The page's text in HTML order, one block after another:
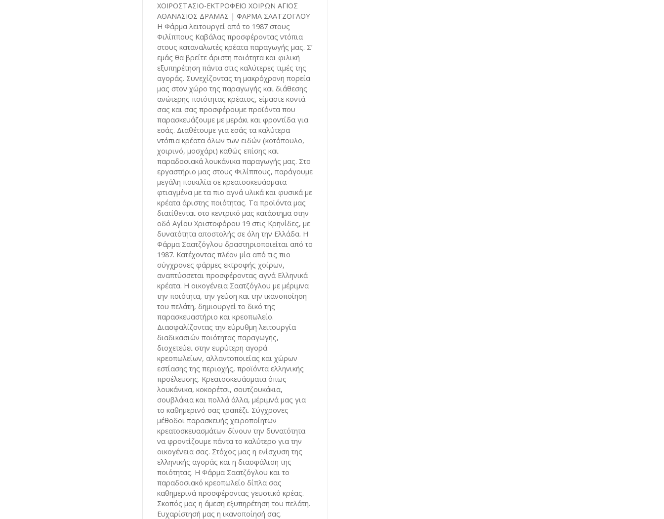
ΧΟΙΡΟΣΤΑΣΙΟ-ΕΚΤΡΟΦΕΙΟ ΧΟΙΡΩΝ ΑΓΙΟΣ
ΑΘΑΝΑΣΙΟΣ ΔΡΑΜΑΣ | ΦΑΡΜΑ ΣΑΑΤΖΟΓΛΟΥ
Η Φάρμα λειτουργεί από το 1987 στoυς
Φιλίππους Καβάλας προσφέροντας ντόπια
στους καταναλωτές κρέατα παραγωγής μας. Σ’
εμάς θα βρείτε άριστη ποιότητα και φιλική
εξυπηρέτηση πάντα στις καλύτερες τιμές της
αγοράς. Συνεχίζοντας τη μακρόχρονη πορεία
μας στον χώρο της παραγωγής και διάθεσης
ανώτερης ποιότητας κρέατος, είμαστε κοντά
σας και σας προσφέρουμε προϊόντα που
παρασκευάζουμε με μεράκι και φροντίδα για
εσάς. Διαθέτουμε για εσάς τα καλύτερα
ντόπια κρέατα όλων των ειδών (κοτόπουλο,
χοιρινό, μοσχάρι) καθώς επίσης και
παραδοσιακά λουκάνικα παραγωγής μας. Στο
εργαστήριο μας στους Φιλίππους, παράγουμε
μεγάλη ποικιλία σε κρεατοσκευάσματα
φτιαγμένα με τα πιο αγνά υλικά και φυσικά με
κρέατα άριστης ποιότητας. Τα προϊόντα μας
διατίθενται στο κεντρικό μας κατάστημα στην
οδό Αγίου Χριστοφόρου 19 στις Κρηνίδες, με
δυνατότητα αποστολής σε όλη την Ελλάδα. Η
Φάρμα Σαατζόγλου δραστηριοποιείται από το
1987. Κατέχοντας πλέον μία από τις πιο
σύγχρονες φάρμες εκτροφής χοίρων,
αναπτύσσεται προσφέροντας αγνά Ελληνικά
κρέατα. Η οικογένεια Σαατζόγλου με μέριμνα
την ποιότητα, την γεύση και την ικανοποίηση
του πελάτη, δημιουργεί το δικό της
παρασκευαστήριο και κρεοπωλείο.
Διασφαλίζοντας την εύρυθμη λειτουργία
διαδικασιών ποιότητας παραγωγής,
διοχετεύει στην ευρύτερη αγορά
κρεοπωλείων, αλλαντοποιείας και χώρων
εστίασης της περιοχής, προϊόντα ελληνικής
προέλευσης. Κρεατοσκευάσματα όπως
λουκάνικα, κοκορέτσι, σουτζουκάκια,
σουβλάκια και πολλά άλλα, μέριμνά μας για
το καθημερινό σας τραπέζι. Σύγχρονες
μέθοδοι παρασκευής χειροποίητων
κρεατοσκευασμάτων δίνουν την δυνατότητα
να φροντίζουμε πάντα το καλύτερο για την
οικογένεια σας. Στόχος μας η ενίσχυση της
ελληνικής αγοράς και η διασφάλιση της
ποιότητας. Η Φάρμα Σαατζόγλου και το
παραδοσιακό κρεοπωλείο δίπλα σας
καθημερινά προσφέροντας γευστικό κρέας.
Σκοπός μας η άμεση εξυπηρέτηση του πελάτη.
Ευχαρίστησή μας η ικανοποίησή σας.